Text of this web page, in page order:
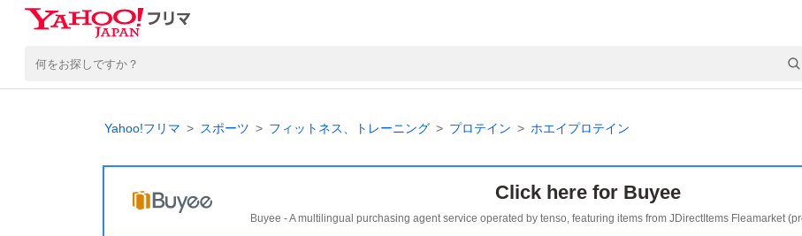
Yahoo!フリマ スポーツ フィットネス、トレーニング プロテイン ホエイプロテイン
Click here for Buyee
Buyee - A multilingual purchasing agent service operated by tenso, featuring items from JDirectItems Fleamarket